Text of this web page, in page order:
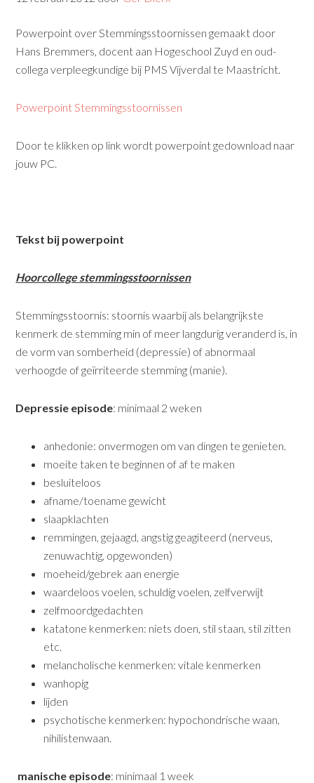
Powerpoint over Stemmingsstoornissen gemaakt door
Hans Bremmers, docent aan Hogeschool Zuyd en oud-
collega verpleegkundige bij PMS Vijverdal te Maastricht.
Powerpoint Stemmingsstoornissen
Door te klikken op link wordt powerpoint gedownload naar
jouw PC.
Tekst bij powerpoint
Hoorcollege stemmingsstoornissen
Stemmingsstoornis: stoornis waarbij als belangrijkste
kenmerk de stemming min of meer langdurig veranderd is, in
de vorm van somberheid (depressie) of abnormaal
verhoogde of geïrriteerde stemming (manie).
Depressie episode: minimaal 2 weken
anhedonie: onvermogen om van dingen te genieten.
moeite taken te beginnen of af te maken
besluiteloos
afname/toename gewicht
slaapklachten
remmingen, gejaagd, angstig geagiteerd (nerveus,
zenuwachtig, opgewonden)
moeheid/gebrek aan energie
waardeloos voelen, schuldig voelen, zelfverwijt
zelfmoordgedachten
katatone kenmerken: niets doen, stil staan, stil zitten
etc.
melancholische kenmerken: vitale kenmerken
wanhopig
lijden
psychotische kenmerken: hypochondrische waan,
nihilistenwaan.
manische episode: minimaal 1 week